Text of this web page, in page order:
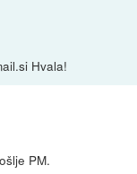
Hvala!
PM.